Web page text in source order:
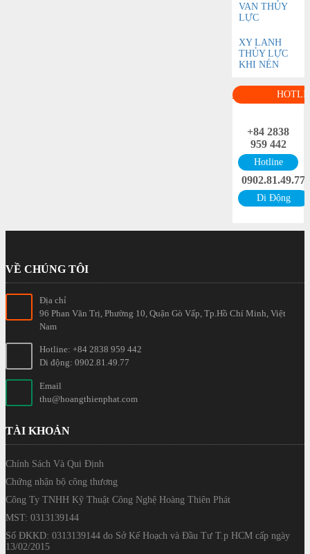
VAN THỦY
LỰC
XY LANH
THỦY LỰC
KHI NÉN
+84 2838
959 442
Hotline
0902.81.49.77
Di Động
VỀ CHÚNG TÔI
Địa chỉ
96 Phan Văn Trị, Phường 10, Quận Gò Vấp, Tp.Hồ Chí Minh, Việt
Nam
Hotline: +84 2838 959 442
Di động: 0902.81.49.77
Email
thu@hoangthienphat.com
TÀI KHOẢN
Chính Sách Và Qui Định
Chứng nhận bộ công thương
Công Ty TNHH Kỹ Thuật Công Nghệ Hoàng Thiên Phát
MST: 0313139144
Số ĐKKD: 0313139144 do Sở Kế Hoạch và Đầu Tư T.p HCM cấp ngày
13/02/2015